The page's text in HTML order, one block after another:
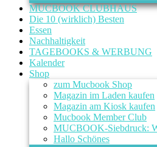
MUCBOOK CLUBHAUS
Die 10 (wirklich) Besten
Essen
Nachhaltigkeit
TAGEBOOKS & WERBUNG
Kalender
Shop
zum Mucbook Shop
Magazin im Laden kaufen
Magazin am Kiosk kaufen
Mucbook Member Club
MUCBOOK-Siebdruck:
Hallo Schönes